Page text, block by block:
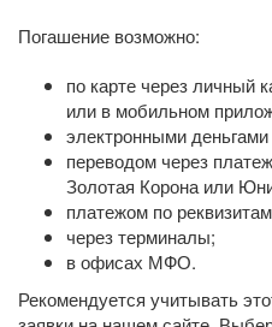
Погашение возможно:
по карте через личный
или в мобильном
электронными
переводом через
Золотая Корона или
платежом по
через терминалы;
в офисах МФО.
Рекомендуется учитывать